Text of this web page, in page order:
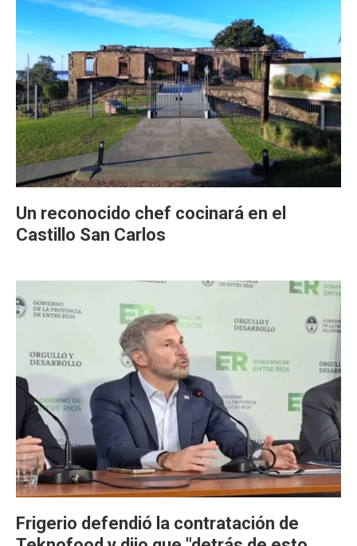
Un reconocido chef cocinará en el
Castillo San Carlos
Frigerio defendió la contratación de